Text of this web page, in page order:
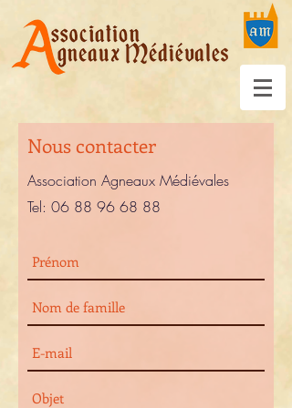
Nous contacter
Association Agneaux Médiévales
Tel: 06 88 96 68 88